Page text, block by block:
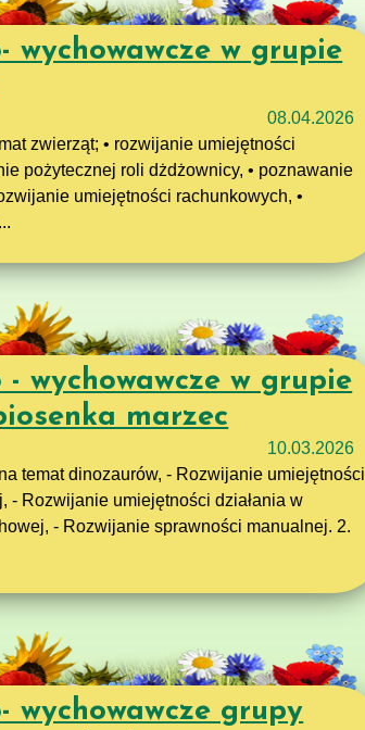
w grupie
08.04.2026
zwierząt; • rozwijanie umiejętności
pożytecznej roli dżdżownicy, • poznawanie
umiejętności rachunkowych, •
wychowawcze w grupie
marzec
10.03.2026
temat dinozaurów, - Rozwijanie umiejętności
Rozwijanie umiejętności działania w
- Rozwijanie sprawności manualnej. 2.
wychowawcze grupy